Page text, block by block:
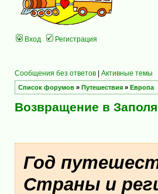
Вход Регистрация
Сообщения без ответов | Активные темы
Список форумов » Путешествия » Европа
Возвращение в
Год
Страны и